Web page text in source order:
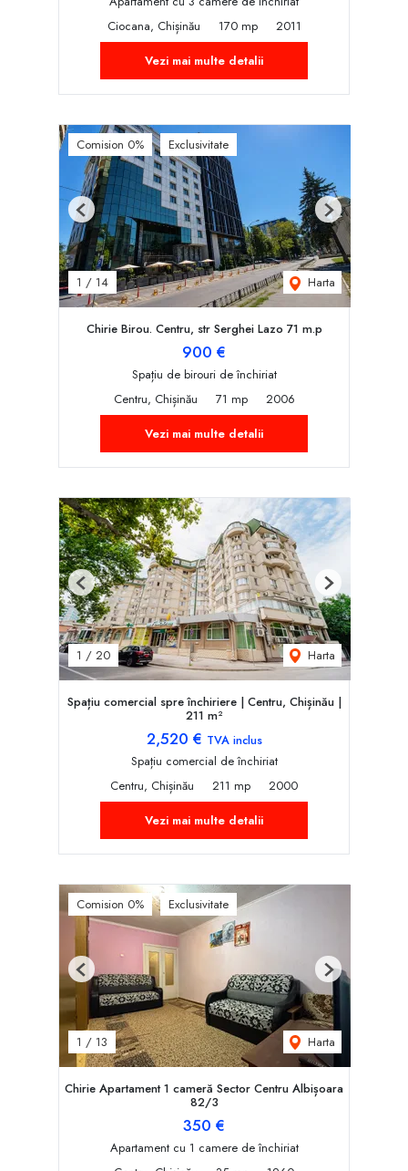
Ciocana, Chișinău
170 mp
2011
Vezi mai multe detalii
Comision 0% Exclusivitate
1 / 14 Harta
Previous Next
Chirie Birou. Centru, str Serghei Lazo 71 m.p
900 €
Spațiu de birouri de închiriat
Centru, Chișinău
71 mp
2006
Vezi mai multe detalii
1 / 20 Harta
Previous Next
Spațiu comercial spre închiriere | Centru, Chișinău |
211 m²
2,520 € TVA inclus
Spațiu comercial de închiriat
Centru, Chișinău
211 mp
2000
Vezi mai multe detalii
Comision 0% Exclusivitate
1 / 13 Harta
Previous Next
Chirie Apartament 1 cameră Sector Centru Albișoara
82/3
350 €
Apartament cu 1 camere de închiriat